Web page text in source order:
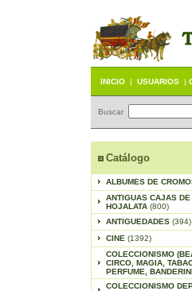
INICIO | USUARIOS |
Buscar
Catálogo
ALBUMES DE
ANTIGUAS CAJAS DE
HOJALATA (800)
ANTIGUEDADES (394)
CINE (1392)
COLECCIONISMO
CIRCO, MAGIA,
PERFUME,
COLECCIONISMO